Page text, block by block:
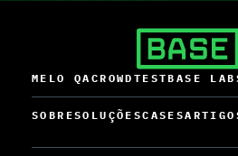
MELO QA CROWDTEST BASE
SOBRESOLUÇÕESCASES